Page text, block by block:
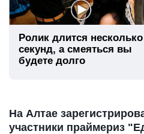
Ролик длится несколько
секунд, а смеяться вы
будете долго
На Алтае
участники праймериз